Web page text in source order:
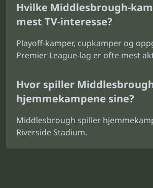
Hvilke Middlesbrough-
mest TV-interesse?
Playoff-kamper, cupkamper og
Premier League-lag er ofte mest
Hvor spiller
hjemmekampene sine?
Middlesbrough spiller
Riverside Stadium.